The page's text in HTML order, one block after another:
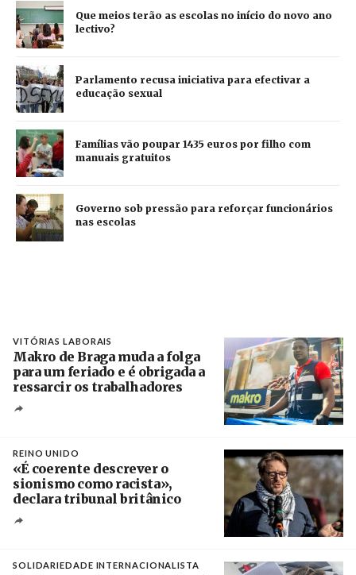
Que meios terão as escolas no início do novo ano
lectivo?
Parlamento recusa iniciativa para efectivar a
educação sexual
Famílias vão poupar 1435 euros por filho com
manuais gratuitos
Governo sob pressão para reforçar funcionários
nas escolas
VITÓRIAS LABORAIS
Makro de Braga muda a folga
para um feriado e é obrigada a
ressarcir os trabalhadores
REINO UNIDO
«É coerente descrever o
sionismo como racista»,
declara tribunal britânico
SOLIDARIEDADE INTERNACIONALISTA